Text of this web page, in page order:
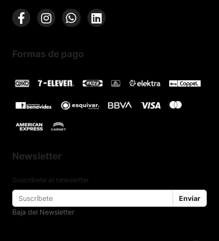
Formas de pago
Newsletter
Suscríbete al newsletter
Enviar
Baja del Newsletter